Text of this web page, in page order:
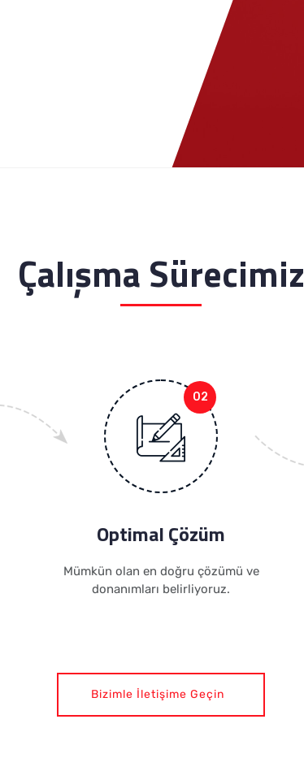
Çalışma Sürecimiz
Optimal Çözüm
Mümkün olan en doğru çözümü ve
donanımları belirliyoruz.
Bizimle İletişime Geçin